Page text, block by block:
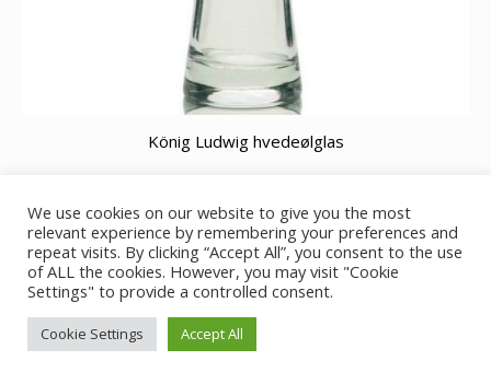
König Ludwig hvedeølglas
© GutBier - 2019
Ejet og ledet af J.Nielsen
We use cookies on our website to give you the most
relevant experience by remembering your preferences and
repeat visits. By clicking “Accept All”, you consent to the use
of ALL the cookies. However, you may visit "Cookie
Settings" to provide a controlled consent.
Cookie Settings Accept All